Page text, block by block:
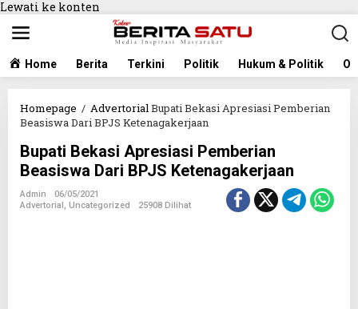
Lewati ke konten
Home Berita Terkini Politik Hukum & Politik
Homepage / AdvertorialBupati Bekasi Apresiasi Pemberian
Beasiswa Dari BPJS Ketenagakerjaan
Bupati Bekasi Apresiasi Pemberian
Beasiswa Dari BPJS Ketenagakerjaan
Admin
06/05/2021
Advertorial, Uncategorized 25908 Dilihat